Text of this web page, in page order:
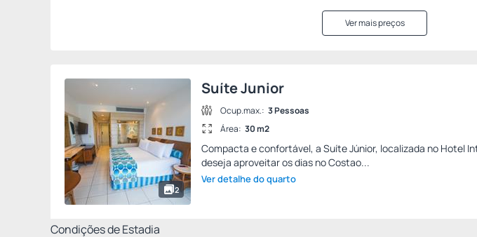
Ver mais preços
2
Suíte Junior
Ocup.max.: 3 Pessoas
Área: 30 m2
Compacta e confortável, a Suíte Júnior, localizada no Hotel
deseja aproveitar os dias no Costao...
Ver detalhe do quarto
Condições de Estadia